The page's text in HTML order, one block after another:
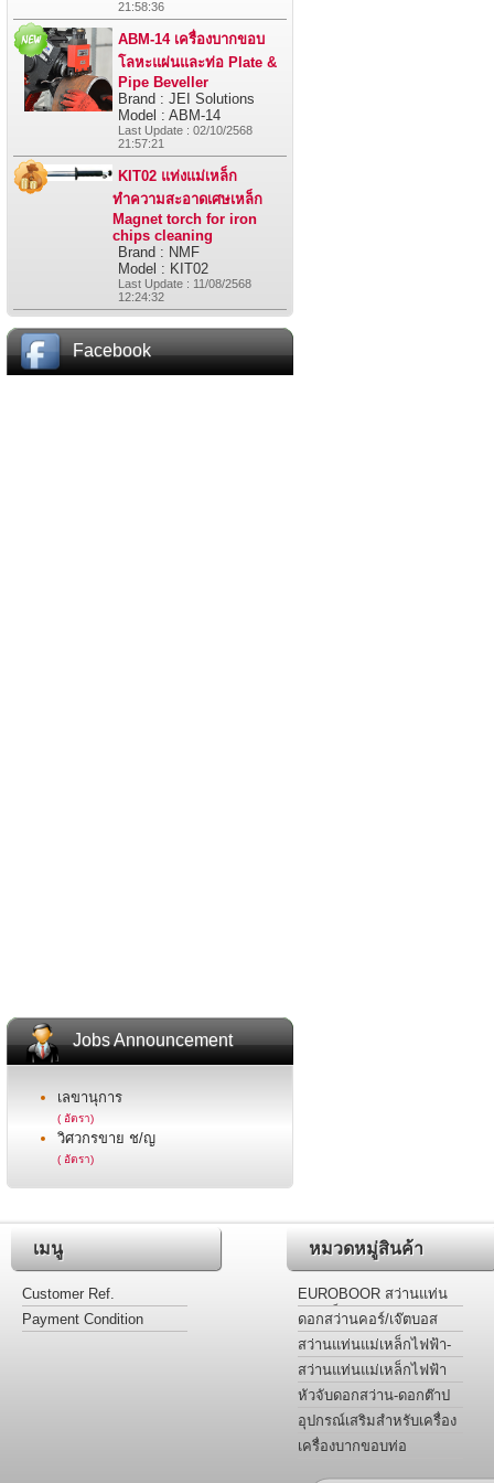
21:58:36
ABM-14 เครื่องบากขอบ
โลหะแผ่นและท่อ Plate &
Pipe Beveller
Brand : JEI Solutions
Model : ABM-14
Last Update : 02/10/2568
21:57:21
KIT02 แท่งแม่เหล็ก
ทำความสะอาดเศษเหล็ก
Magnet torch for iron
chips cleaning
Brand : NMF
Model : KIT02
Last Update : 11/08/2568
12:24:32
Facebook
Jobs Announcement
เลขานุการ
( อัตรา)
วิศวกรขาย ช/ญ
( อัตรา)
เมนู
Customer Ref.
Payment Condition
หมวดหมู่สินค้า
EUROBOOR สว่านแท่น
แม่เหล็กไฟฟ้า
ดอกสว่านคอร์/เจ๊ตบอส
เจาะโลหะ รุ่นไฮสปีดและ
ฟันคาร์ไบด์
สว่านแท่นแม่เหล็กไฟฟ้า-
ต๊าปเกลียว-เคาน์เตอร์ซิงค์-
สว่านแท่นแม่เหล็กไฟฟ้า
สำหรับงานเฉพาะ
หัวจับดอกสว่าน-ดอกต๊าป
อะแด๊ปเตอร์ ข้อลด
อุปกรณ์เสริมสำหรับเครื่อง
เจาะสว่านไฟฟ้าฐานแม่
เครื่องบากขอบท่อ